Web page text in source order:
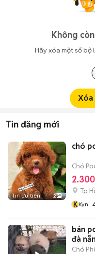
Không
Hãy xóa một số bộ
Xóa
Tin đăng mới
Tin ưu tiên 2
chó
Chó
Tp
KKyn
bán
đà
Chó